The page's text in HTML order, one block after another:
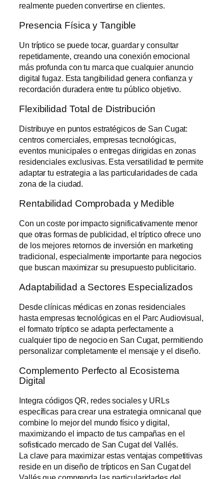
realmente pueden convertirse en clientes.
Presencia Física y Tangible
Un tríptico se puede tocar, guardar y consultar
repetidamente, creando una conexión emocional
más profunda con tu marca que cualquier anuncio
digital fugaz. Esta tangibilidad genera confianza y
recordación duradera entre tu público objetivo.
Flexibilidad Total de Distribución
Distribuye en puntos estratégicos de San Cugat:
centros comerciales, empresas tecnológicas,
eventos municipales o entregas dirigidas en zonas
residenciales exclusivas. Esta versatilidad te permite
adaptar tu estrategia a las particularidades de cada
zona de la ciudad.
Rentabilidad Comprobada y Medible
Con un coste por impacto significativamente menor
que otras formas de publicidad, el tríptico ofrece uno
de los mejores retornos de inversión en marketing
tradicional, especialmente importante para negocios
que buscan maximizar su presupuesto publicitario.
Adaptabilidad a Sectores Especializados
Desde clínicas médicas en zonas residenciales
hasta empresas tecnológicas en el Parc Audiovisual,
el formato tríptico se adapta perfectamente a
cualquier tipo de negocio en San Cugat, permitiendo
personalizar completamente el mensaje y el diseño.
Complemento Perfecto al Ecosistema
Digital
Integra códigos QR, redes sociales y URLs
específicas para crear una estrategia omnicanal que
combine lo mejor del mundo físico y digital,
maximizando el impacto de tus campañas en el
sofisticado mercado de San Cugat del Vallés.
La clave para maximizar estas ventajas competitivas
reside en un diseño de trípticos en San Cugat del